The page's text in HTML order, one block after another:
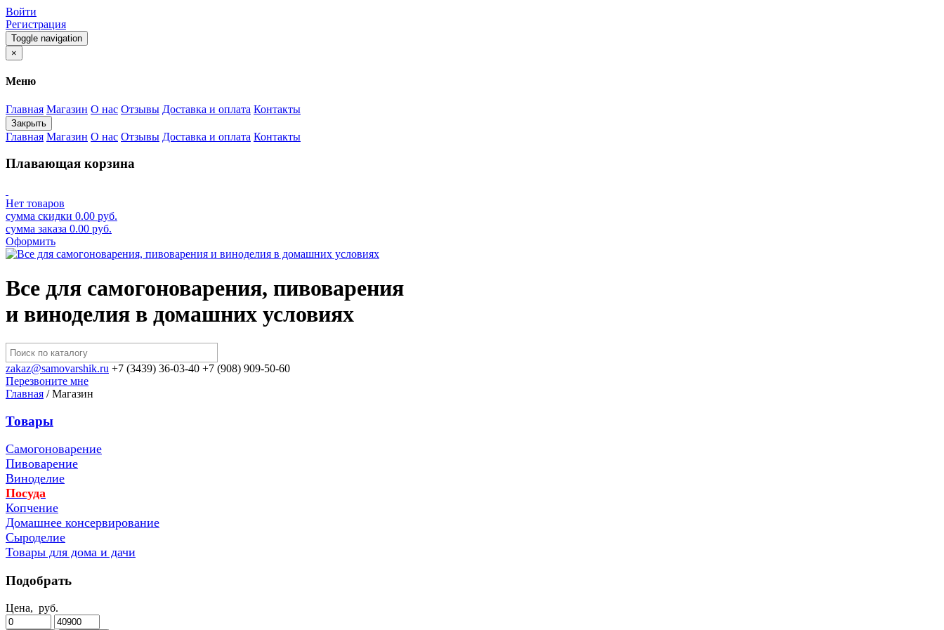
Войти
Регистрация
Toggle navigation
×
Меню
Главная Магазин О нас Отзывы Доставка и оплата Контакты
Закрыть
Главная Магазин О нас Отзывы Доставка и оплата Контакты
Плавающая корзина
Нет товаров
сумма скидки 0.00 руб.
сумма заказа 0.00 руб.
Оформить
Все для самогоноварения, пивоварения
и виноделия в домашних условиях
zakaz@samovarshik.ru +7 (3439) 36-03-40 +7 (908) 909-50-60
Перезвоните мне
Главная / Магазин
Товары
Самогоноварение
Пивоварение
Виноделие
Посуда
Копчение
Домашнее консервирование
Сыроделие
Товары для дома и дачи
Подобрать
Цена, руб.